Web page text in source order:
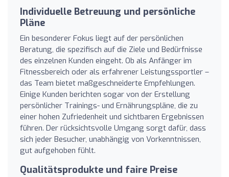
Individuelle Betreuung und persönliche
Pläne
Ein besonderer Fokus liegt auf der persönlichen
Beratung, die spezifisch auf die Ziele und Bedürfnisse
des einzelnen Kunden eingeht. Ob als Anfänger im
Fitnessbereich oder als erfahrener Leistungssportler –
das Team bietet maßgeschneiderte Empfehlungen.
Einige Kunden berichten sogar von der Erstellung
persönlicher Trainings- und Ernährungspläne, die zu
einer hohen Zufriedenheit und sichtbaren Ergebnissen
führen. Der rücksichtsvolle Umgang sorgt dafür, dass
sich jeder Besucher, unabhängig von Vorkenntnissen,
gut aufgehoben fühlt.
Qualitätsprodukte und faire Preise